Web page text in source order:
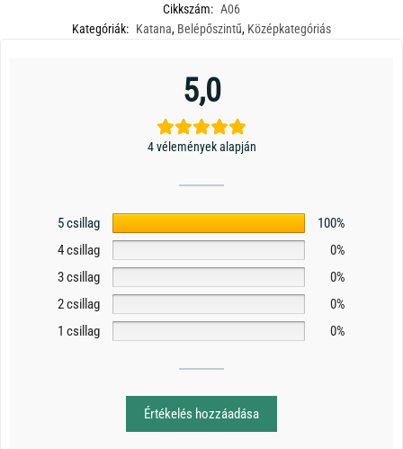
Cikkszám: A06
Kategóriák: Katana, Belépőszintű, Középkategóriás
5,0
4 vélemények alapján
5 csillag
100%
4 csillag
0%
3 csillag
0%
2 csillag
0%
1 csillag
0%
Értékelés hozzáadása